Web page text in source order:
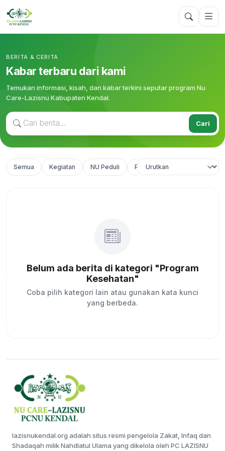
BERITA & CERITA
Kabar terbaru dari kami
Temukan informasi, kisah, dan kabar terkini seputar program Nu
Care-Lazisnu Kabupaten Kendal.
Cari
Semua Kegiatan NU Peduli Perolehan Hasil Kaleng
Belum ada berita di kategori "Program
Kesehatan"
Coba pilih kategori lain atau gunakan kata kunci
yang berbeda.
lazisnukendal.org adalah situs resmi pengelola Zakat, Infaq dan
Shadaqah milik Nahdlatul Ulama yang dikelola oleh PC LAZISNU